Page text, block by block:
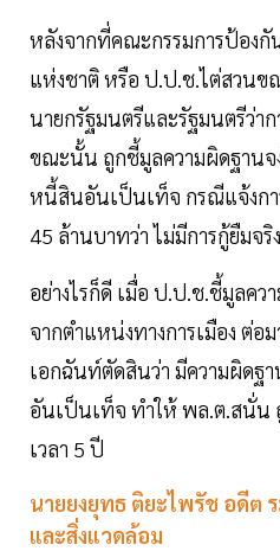
หลังจากที่คณะกรรมการป้องกั
แห่งชาติ หรือ ป.ป.ช.ไต่สวนข
นายกรัฐมนตรีและรัฐมนตรีว่า
ขณะนั้น ถูกชี้มูลความผิดฐาน
หนี้สินอันเป็นเท็จ กรณีแจ้งกา
45 ล้านบาทว่า ไม่มีการกู้ยืมจริง
อย่างไรก็ดี เมื่อ ป.ป.ช.ชี้มูลค
จากตำแหน่งทางการเมือง ต่อ
เอกฉันท์ตัดสินว่า มีความผิดฐ
อันเป็นเท็จ ทำให้ พล.ต.สนั่น
เวลา 5 ปี
นายยงยุทธ ติยะไพรัช อดีต
และสิ่งแวดล้อม